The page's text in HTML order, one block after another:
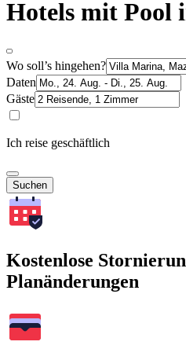
Hotels mit Pool
Wo soll’s hingehen?
Daten
Gäste
Ich reise geschäftlich
Suchen
Kostenlose
Planänderungen